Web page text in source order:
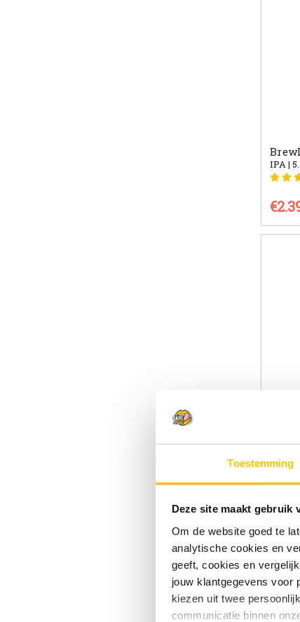
Toestemming
Deze site maakt gebruik
Om de website goed te
analytische cookies en
geeft, cookies en
jouw klantgegevens voor
kiezen uit twee
communicatie binnen
IPA |
NEIPA